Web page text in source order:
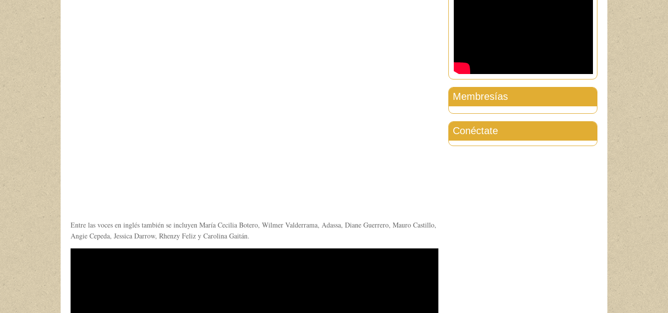
Entre las voces en inglés también se incluyen María Cecilia Botero, Wilmer Valderrama, Adassa, Diane Guerrero, Mauro Castillo,
Angie Cepeda, Jessica Darrow, Rhenzy Feliz y Carolina Gaitán.
Membresías
Conéctate